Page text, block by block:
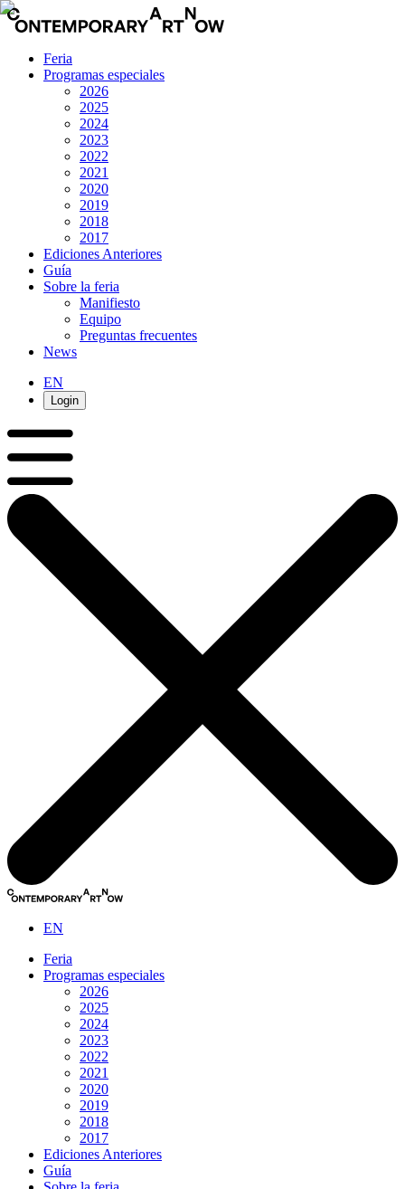
Feria
Programas especiales
2026
2025
2024
2023
2022
2021
2020
2019
2018
2017
Ediciones Anteriores
Guía
Sobre la feria
Manifiesto
Equipo
Preguntas frecuentes
News
EN
Login
EN
Feria
Programas especiales
2026
2025
2024
2023
2022
2021
2020
2019
2018
2017
Ediciones Anteriores
Guía